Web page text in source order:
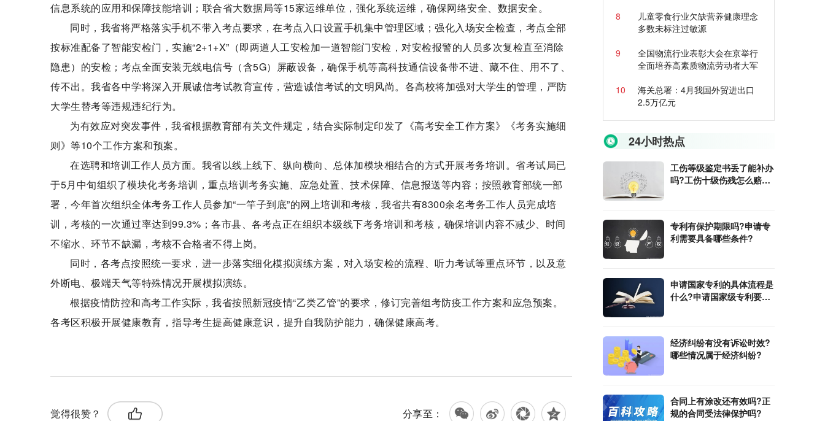
信息系统的应用和保障技能培训；联合省大数据局等15家运维单位，强化系统运维，确保网络安全、数据安全。
同时，我省将严格落实手机不带入考点要求，在考点入口设置手机集中管理区域；强化入场安全检查，考点全部
按标准配备了智能安检门，实施“2+1+X”（即两道人工安检加一道智能门安检，对安检报警的人员多次复检直至消除
隐患）的安检；考点全面安装无线电信号（含5G）屏蔽设备，确保手机等高科技通信设备带不进、藏不住、用不了、
传不出。我省各中学将深入开展诚信考试教育宣传，营造诚信考试的文明风尚。各高校将加强对大学生的管理，严防
大学生替考等违规违纪行为。
为有效应对突发事件，我省根据教育部有关文件规定，结合实际制定印发了《高考安全工作方案》《考务实施细
则》等10个工作方案和预案。
在选聘和培训工作人员方面。我省以线上线下、纵向横向、总体加模块相结合的方式开展考务培训。省考试局已
于5月中旬组织了模块化考务培训，重点培训考务实施、应急处置、技术保障、信息报送等内容；按照教育部统一部
署，今年首次组织全体考务工作人员参加“一竿子到底”的网上培训和考核，我省共有8300余名考务工作人员完成培
训，考核的一次通过率达到99.3%；各市县、各考点正在组织本级线下考务培训和考核，确保培训内容不减少、时间
不缩水、环节不缺漏，考核不合格者不得上岗。
同时，各考点按照统一要求，进一步落实细化模拟演练方案，对入场安检的流程、听力考试等重点环节，以及意
外断电、极端天气等特殊情况开展模拟演练。
根据疫情防控和高考工作实际，我省按照新冠疫情“乙类乙管”的要求，修订完善组考防疫工作方案和应急预案。
各考区积极开展健康教育，指导考生提高健康意识，提升自我防护能力，确保健康高考。
觉得很赞？ 分享至：
8
儿童零食行业欠缺营养健康理念
多数未标注过敏源
9
全国物流行业表彰大会在京举行
全面培养高素质物流劳动者大军
10
海关总署：4月我国外贸进出口
2.5万亿元
24小时热点
工伤等级鉴定书丢了能补办
吗?工伤十级伤残怎么赔
专利有保护期限吗?申请专
利需要具备哪些条件?
申请国家专利的具体流程是
什么?申请国家级专利要交
经济纠纷有没有诉讼时效?
哪些情况属于经济纠纷?
合同上有涂改还有效吗?正
规的合同受法律保护吗?